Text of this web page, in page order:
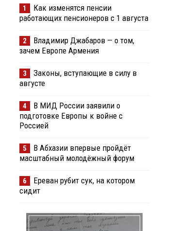
1
Как изменятся пенсии
работающих пенсионеров с 1 августа
2
Владимир Джабаров — о том,
зачем Европе Армения
3
Законы, вступающие в силу в
августе
4
В МИД России заявили о
подготовке Европы к войне с
Россией
5
В Абхазии впервые пройдёт
масштабный молодёжный форум
6
Ереван рубит сук, на котором
сидит